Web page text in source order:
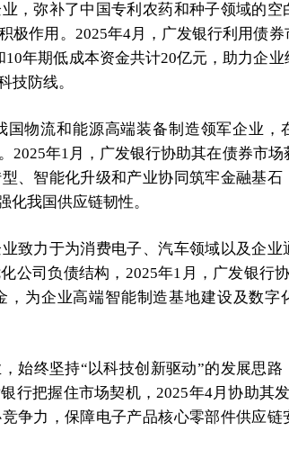
，弥补了中国专利农药和种子领域的空
极作用。2025年4月，广发银行利用债
年期低成本资金共计20亿元，助力企
技防线。
物流和能源高端装备制造领军企业，
2025年1月，广发银行协助其在债券市场
、智能化升级和产业协同筑牢金融基石
化我国供应链韧性。
致力于为消费电子、汽车领域以及企业
公司负债结构，2025年1月，广发银行
，为企业高端智能制造基地建设及数字
始终坚持“以科技创新驱动”的发展思路
行把握住市场契机，2025年4月协助其
争力，保障电子产品核心零部件供应链